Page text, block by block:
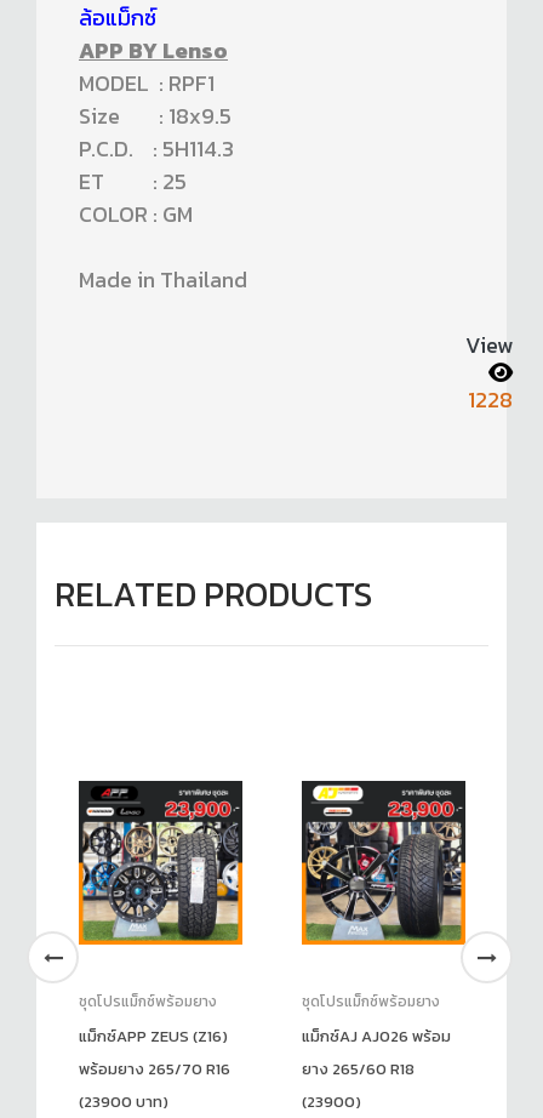
ล้อแม็กซ์
APP BY Lenso
MODEL : RPF1
Size : 18x9.5
P.C.D. : 5H114.3
ET : 25
COLOR : GM
Made in Thailand
View
1228
RELATED PRODUCTS
ชุดโปรแม็กซ์พร้อมยาง
แม็กซ์APP ZEUS (Z16)
พร้อมยาง 265/70 R16
(23900 บาท)
ชุดโปรแม็กซ์พร้อมยาง
แม็กซ์AJ AJ026 พร้อม
ยาง 265/60 R18
(23900)